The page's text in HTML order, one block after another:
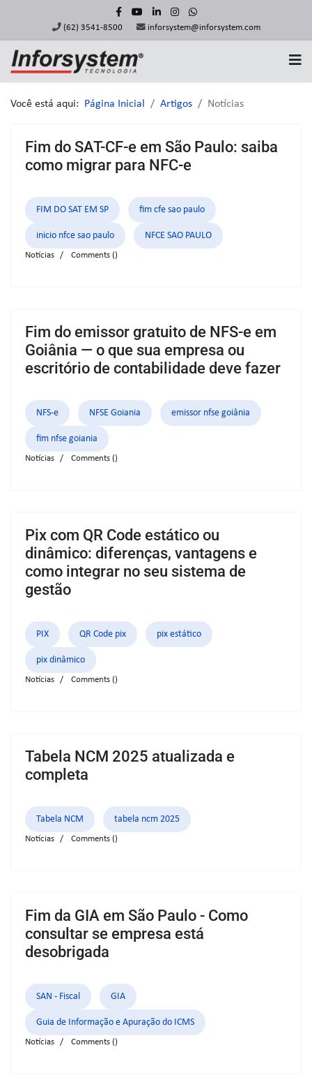
(62) 3541-8500 inforsystem@inforsystem.com
Você está aqui: Página Inicial Artigos Notícias
Fim do SAT-CF-e em São Paulo: saiba
como migrar para NFC-e
FIM DO SAT EM SP fim cfe sao paulo
inicio nfce sao paulo NFCE SAO PAULO
Notícias Comments ()
Fim do emissor gratuito de NFS-e em
Goiânia — o que sua empresa ou
escritório de contabilidade deve fazer
NFS-e NFSE Goiania emissor nfse goiânia
fim nfse goiania
Notícias Comments ()
Pix com QR Code estático ou
dinâmico: diferenças, vantagens e
como integrar no seu sistema de
gestão
PIX QR Code pix pix estático
pix dinâmico
Notícias Comments ()
Tabela NCM 2025 atualizada e
completa
Tabela NCM tabela ncm 2025
Notícias Comments ()
Fim da GIA em São Paulo - Como
consultar se empresa está
desobrigada
SAN - Fiscal GIA
Guia de Informação e Apuração do ICMS
Notícias Comments ()